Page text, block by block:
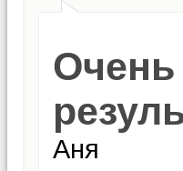
Очень
Аня